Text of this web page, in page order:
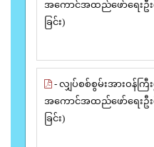
အကောင်အထည်ဖော်ရေးဦး
ခြင်း)
- လျှပ်စစ်စွမ်းအားဝန်ကြီ
အကောင်အထည်ဖော်ရေးဦး
ခြင်း)